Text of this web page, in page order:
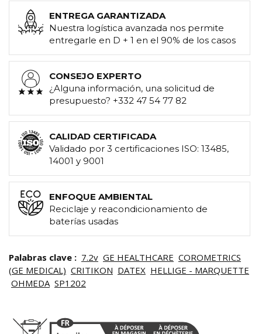
ENTREGA GARANTIZADA
Nuestra logística avanzada nos permite
entregarle en D + 1 en el 90% de los casos
CONSEJO EXPERTO
¿Alguna información, una solicitud de
presupuesto? +332 47 54 77 82
CALIDAD CERTIFICADA
Validado por 3 certificaciones ISO: 13485,
14001 y 9001
ENFOQUE AMBIENTAL
Reciclaje y reacondicionamiento de
baterías usadas
Palabras clave : 7.2v GE HEALTHCARE COROMETRICS
(GE MEDICAL) CRITIKON DATEX HELLIGE - MARQUETTE
OHMEDA SP1202